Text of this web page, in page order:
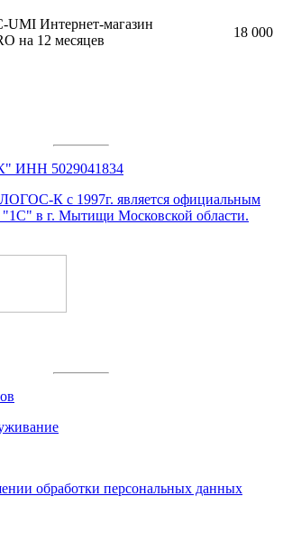
UMI Интернет-магазин
на 12 месяцев
18 000
ИНН 5029041834
К c 1997г. является официальным
в г. Мытищи Московской области.
обработки персональных данных